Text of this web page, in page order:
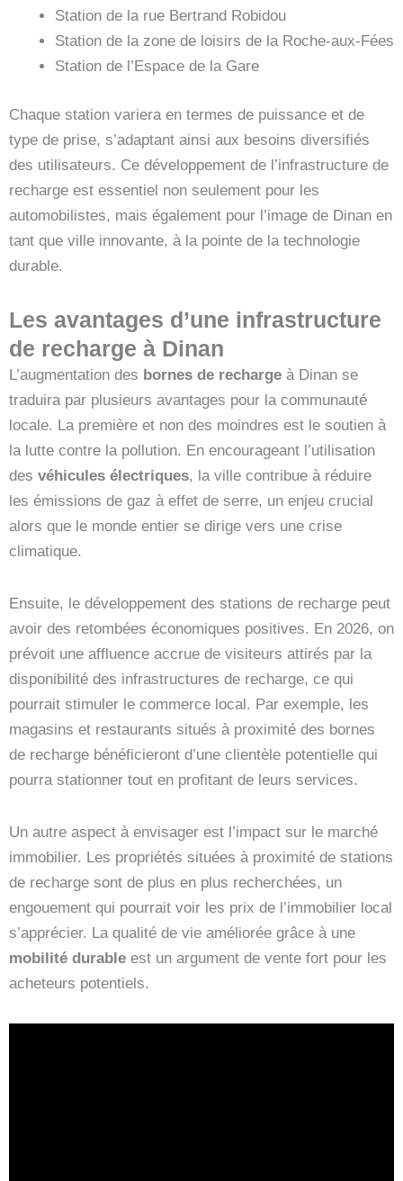
Station de la rue Bertrand Robidou
Station de la zone de loisirs de la Roche-aux-Fées
Station de l’Espace de la Gare
Chaque station variera en termes de puissance et de
type de prise, s’adaptant ainsi aux besoins diversifiés
des utilisateurs. Ce développement de l’infrastructure de
recharge est essentiel non seulement pour les
automobilistes, mais également pour l’image de Dinan en
tant que ville innovante, à la pointe de la technologie
durable.
Les avantages d’une infrastructure
de recharge à Dinan
L’augmentation des bornes de recharge à Dinan se
traduira par plusieurs avantages pour la communauté
locale. La première et non des moindres est le soutien à
la lutte contre la pollution. En encourageant l’utilisation
des véhicules électriques, la ville contribue à réduire
les émissions de gaz à effet de serre, un enjeu crucial
alors que le monde entier se dirige vers une crise
climatique.
Ensuite, le développement des stations de recharge peut
avoir des retombées économiques positives. En 2026, on
prévoit une affluence accrue de visiteurs attirés par la
disponibilité des infrastructures de recharge, ce qui
pourrait stimuler le commerce local. Par exemple, les
magasins et restaurants situés à proximité des bornes
de recharge bénéficieront d’une clientèle potentielle qui
pourra stationner tout en profitant de leurs services.
Un autre aspect à envisager est l’impact sur le marché
immobilier. Les propriétés situées à proximité de stations
de recharge sont de plus en plus recherchées, un
engouement qui pourrait voir les prix de l’immobilier local
s’apprécier. La qualité de vie améliorée grâce à une
mobilité durable est un argument de vente fort pour les
acheteurs potentiels.